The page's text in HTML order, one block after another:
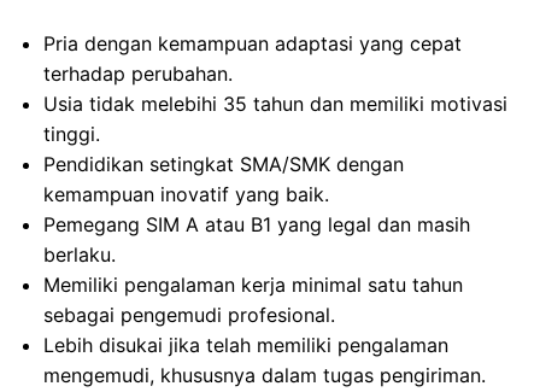
Pria dengan kemampuan adaptasi yang cepat
terhadap perubahan.
Usia tidak melebihi 35 tahun dan memiliki motivasi
tinggi.
Pendidikan setingkat SMA/SMK dengan
kemampuan inovatif yang baik.
Pemegang SIM A atau B1 yang legal dan masih
berlaku.
Memiliki pengalaman kerja minimal satu tahun
sebagai pengemudi profesional.
Lebih disukai jika telah memiliki pengalaman
mengemudi, khususnya dalam tugas pengiriman.